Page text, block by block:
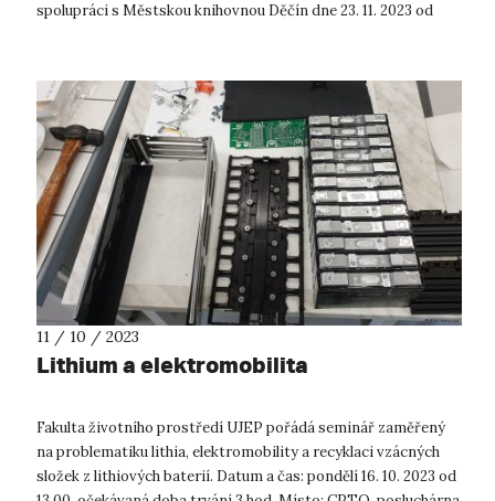
spolupráci s Městskou knihovnou Děčín dne 23. 11. 2023 od
11 / 10 / 2023
Lithium a elektromobilita
Fakulta životního prostředí UJEP pořádá seminář zaměřený
na problematiku lithia, elektromobility a recyklaci vzácných
složek z lithiových baterií. Datum a čas: pondělí 16. 10. 2023 od